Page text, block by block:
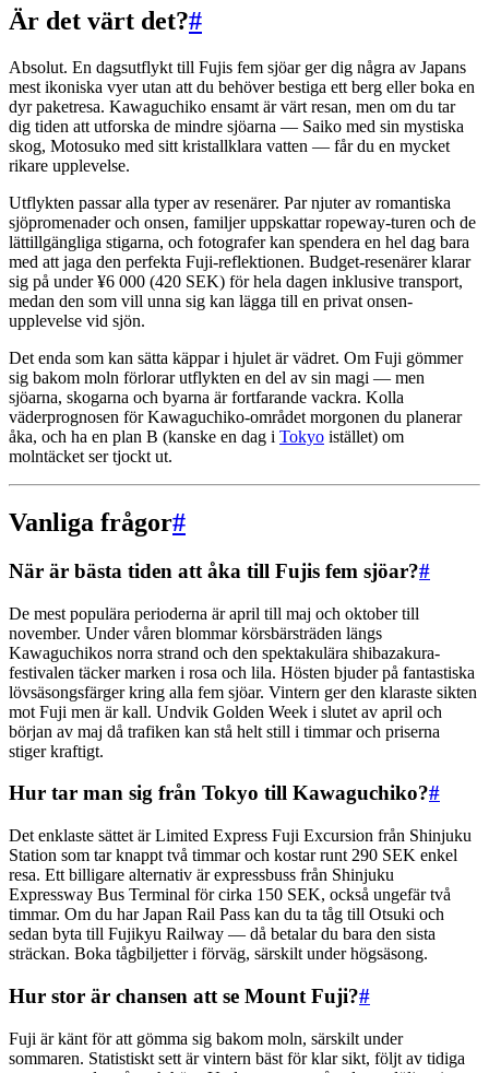
Är det värt det?#
Absolut. En dagsutflykt till Fujis fem sjöar ger dig några av Japans
mest ikoniska vyer utan att du behöver bestiga ett berg eller boka en
dyr paketresa. Kawaguchiko ensamt är värt resan, men om du tar
dig tiden att utforska de mindre sjöarna — Saiko med sin mystiska
skog, Motosuko med sitt kristallklara vatten — får du en mycket
rikare upplevelse.
Utflykten passar alla typer av resenärer. Par njuter av romantiska
sjöpromenader och onsen, familjer uppskattar ropeway-turen och de
lättillgängliga stigarna, och fotografer kan spendera en hel dag bara
med att jaga den perfekta Fuji-reflektionen. Budget-resenärer klarar
sig på under ¥6 000 (420 SEK) för hela dagen inklusive transport,
medan den som vill unna sig kan lägga till en privat onsen-
upplevelse vid sjön.
Det enda som kan sätta käppar i hjulet är vädret. Om Fuji gömmer
sig bakom moln förlorar utflykten en del av sin magi — men
sjöarna, skogarna och byarna är fortfarande vackra. Kolla
väderprognosen för Kawaguchiko-området morgonen du planerar
åka, och ha en plan B (kanske en dag i Tokyo istället) om
molntäcket ser tjockt ut.
Vanliga frågor#
När är bästa tiden att åka till Fujis fem sjöar?#
De mest populära perioderna är april till maj och oktober till
november. Under våren blommar körsbärsträden längs
Kawaguchikos norra strand och den spektakulära shibazakura-
festivalen täcker marken i rosa och lila. Hösten bjuder på fantastiska
lövsäsongsfärger kring alla fem sjöar. Vintern ger den klaraste sikten
mot Fuji men är kall. Undvik Golden Week i slutet av april och
början av maj då trafiken kan stå helt still i timmar och priserna
stiger kraftigt.
Hur tar man sig från Tokyo till Kawaguchiko?#
Det enklaste sättet är Limited Express Fuji Excursion från Shinjuku
Station som tar knappt två timmar och kostar runt 290 SEK enkel
resa. Ett billigare alternativ är expressbuss från Shinjuku
Expressway Bus Terminal för cirka 150 SEK, också ungefär två
timmar. Om du har Japan Rail Pass kan du ta tåg till Otsuki och
sedan byta till Fujikyu Railway — då betalar du bara den sista
sträckan. Boka tågbiljetter i förväg, särskilt under högsäsong.
Hur stor är chansen att se Mount Fuji?#
Fuji är känt för att gömma sig bakom moln, särskilt under
sommaren. Statistiskt sett är vintern bäst för klar sikt, följt av tidiga